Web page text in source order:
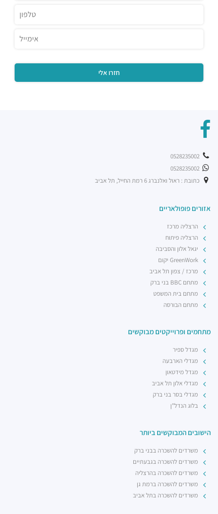
הישובים המבוקשים ביותר
משרדים להשכרה בבני ברק
משרדים להשכרה בגבעתיים
משרדים להשכרה בהרצליה
משרדים להשכרה ברמת גן
משרדים להשכרה בתל אביב
מתחמים ופרוייקטים מבוקשים
מגדל ספיר
מגדלי הארבעה
מגדל מידטאון
מגדלי אלון תל אביב
מגדלי בסר בני ברק
בלוג הנדל"ן
אזורים פופולאריים
הרצליה מרכז
הרצליה פיתוח
יגאל אלון והסביבה
GreenWork יקום
מרכז / צפון תל אביב
מתחם BBC בני ברק
מתחם בית המשפט
מתחם הבורסה
כתובת : ראול ואלנברג 6 רמת החייל, תל אביב